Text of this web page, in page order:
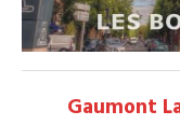
Gaumont